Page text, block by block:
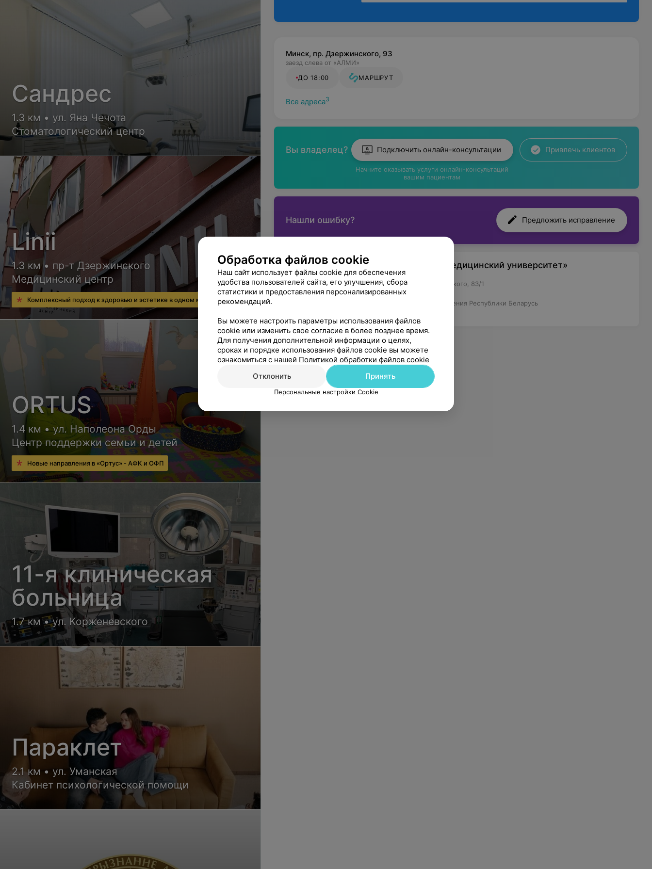
Минск, пр. Дзержинского, 93
заезд слева от «АЛМИ»
ДО 18:00
МАРШРУТ
Все адреса3
Вы владелец? Подключить онлайн-консультации
Начните оказывать услуги онлайн-консультаций
вашим пациентам
Привлечь клиентов
Нашли ошибку? Предложить исправление
УО «Белорусский государственный медицинский университет»
Юридический адрес: 220116, г. Минск, пр. Дзержинского, 83/1
УНП: 100582412
Регистрирующий орган: Министерство здравоохранения Республики Беларусь
Сандрес
1.3 км • ул. Яна Чечота
Стоматологический центр
Linii
1.3 км • пр-т Дзержинского
Медицинский центр
Комплексный подход к здоровью и эстетике в одном месте
ORTUS
1.4 км • ул. Наполеона Орды
Центр поддержки семьи и детей
Новые направления в «Ортус» - АФК и ОФП
11-я клиническая
больница
1.7 км • ул. Корженевского
Параклет
2.1 км • ул. Уманская
Кабинет психологической помощи
Обработка файлов cookie
Наш сайт использует файлы cookie для обеспечения
удобства пользователей сайта, его улучшения, сбора
статистики и предоставления персонализированных
рекомендаций.
Вы можете настроить параметры использования файлов
cookie или изменить свое согласие в более позднее время.
Для получения дополнительной информации о целях,
сроках и порядке использования файлов cookie вы можете
ознакомиться с нашей Политикой обработки файлов cookie
Отклонить
Принять
Персональные настройки Cookie